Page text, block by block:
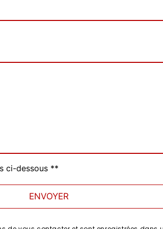
ci-dessous **
ENVOYER